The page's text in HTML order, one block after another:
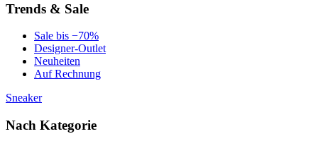
Trends & Sale
Sale bis −70%
Designer-Outlet
Neuheiten
Auf Rechnung
Sneaker
Nach Kategorie